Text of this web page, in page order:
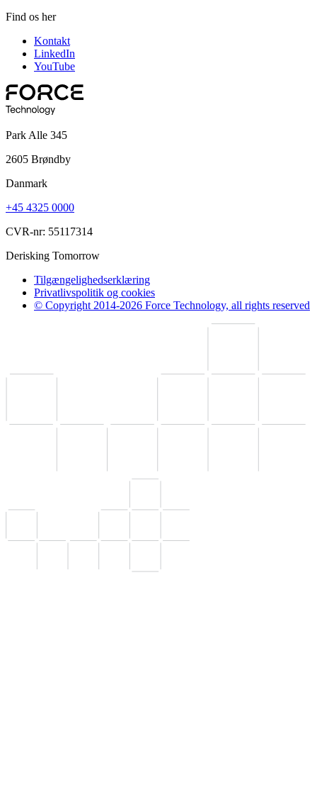
Find os her
Kontakt
LinkedIn
YouTube
Park Alle 345
2605 Brøndby
Danmark
+45 4325 0000
CVR-nr: 55117314
Derisking Tomorrow
Tilgængelighedserklæring
Privatlivspolitik og cookies
© Copyright 2014-2026 Force Technology, all rights reserved